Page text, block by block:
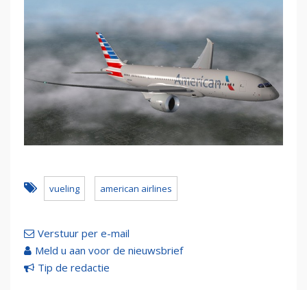
vueling american airlines
Verstuur per e-mail
Meld u aan voor de nieuwsbrief
Tip de redactie